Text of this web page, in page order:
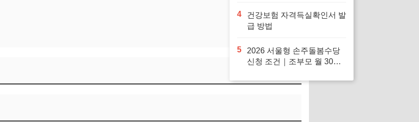
4
건강보험 자격득실확인서 발
급 방법
5
2026 서울형 손주돌봄수당
신청 조건｜조부모 월 30만